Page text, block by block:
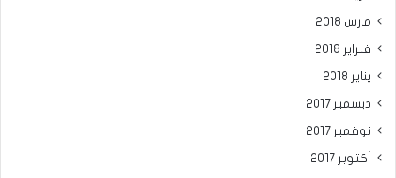
مارس 2018
فبراير 2018
يناير 2018
ديسمبر 2017
نوفمبر 2017
أكتوبر 2017